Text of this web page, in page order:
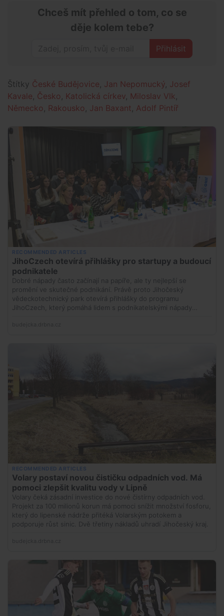
Chceš mít přehled o tom, co se
děje kolem tebe?
Přihlásit
Štítky České Budějovice Jan Nepomucký Josef
Kavale Česko Katolická církev Miloslav Vlk
Německo
Rakousko Jan Baxant Adolf Pintíř